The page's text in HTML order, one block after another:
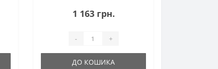
1 163 грн.
- +
ДО КОШИКА